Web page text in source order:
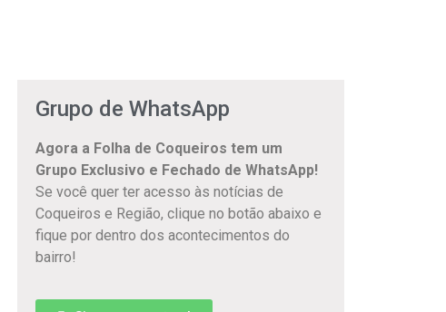
Grupo de WhatsApp
Agora a Folha de Coqueiros tem um
Grupo Exclusivo e Fechado de WhatsApp!
Se você quer ter acesso às notícias de
Coqueiros e Região, clique no botão abaixo e
fique por dentro dos acontecimentos do
bairro!